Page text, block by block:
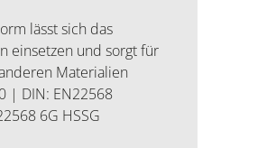
lässt sich das
einsetzen und sorgt für
Materialien
| DIN: EN22568
6G HSSG